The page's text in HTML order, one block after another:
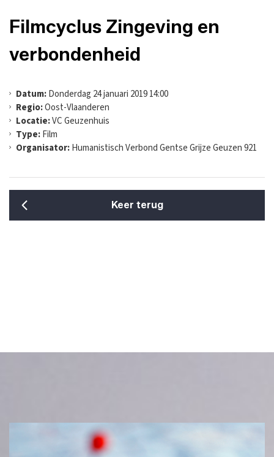
Filmcyclus Zingeving en
verbondenheid
Datum:Donderdag 24 januari 2019 14:00
Regio:Oost-Vlaanderen
Locatie:VC Geuzenhuis
Type:Film
Organisator:Humanistisch Verbond Gentse Grijze Geuzen 921
Keer terug